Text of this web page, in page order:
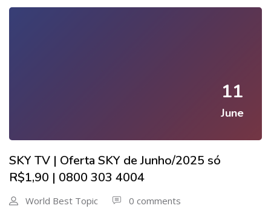
11
June
SKY TV | Oferta SKY de Junho/2025 só
R$1,90 | 0800 303 4004
World Best Topic 0 comments